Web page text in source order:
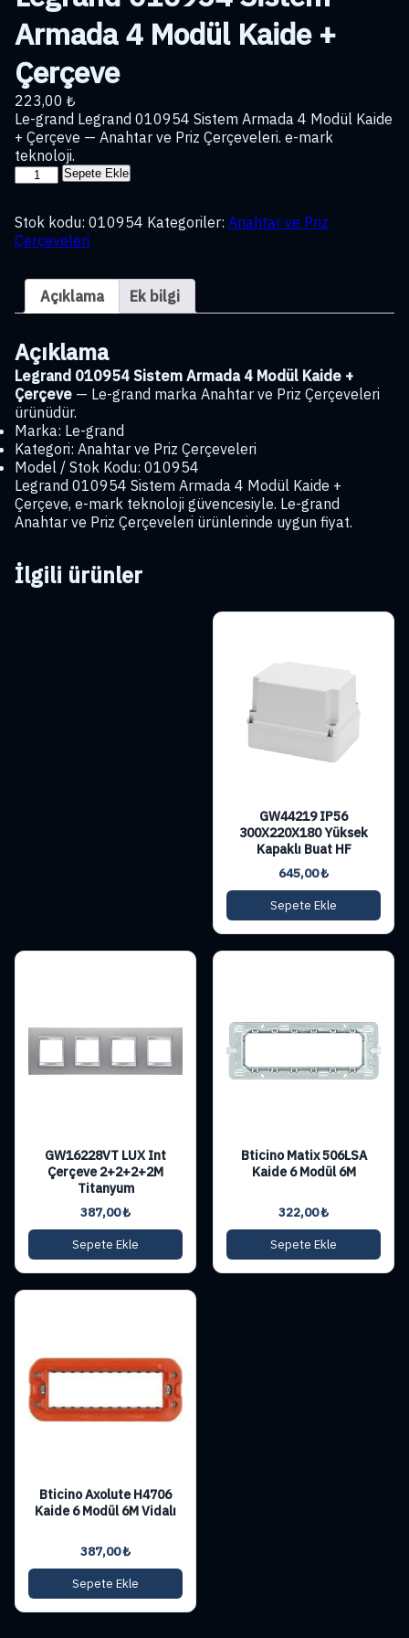
Armada 4 Modül Kaide +
Çerçeve
223,00 ₺
Le-grand Legrand 010954 Sistem Armada 4 Modül Kaide
+ Çerçeve — Anahtar ve Priz Çerçeveleri. e-mark
teknoloji.
Legrand
Armada
4
Kaide
Çerçeve
Sepete Ekle
Stok kodu: 010954 Kategoriler: Anahtar ve Priz
Çerçeveleri
Açıklama Ek bilgi
Açıklama
Legrand 010954 Sistem Armada 4 Modül Kaide +
Çerçeve — Le-grand marka Anahtar ve Priz Çerçeveleri
ürünüdür.
Marka: Le-grand
Kategori: Anahtar ve Priz Çerçeveleri
Model / Stok Kodu: 010954
Legrand 010954 Sistem Armada 4 Modül Kaide +
Çerçeve, e-mark teknoloji güvencesiyle. Le-grand
Anahtar ve Priz Çerçeveleri ürünlerinde uygun fiyat.
İlgili ürünler
GW44219 IP56
300X220X180 Yüksek
Kapaklı Buat HF
645,00₺
Sepete Ekle
GW16228VT LUX Int
Çerçeve 2+2+2+2M
Titanyum
387,00₺
Sepete Ekle
Bticino Matix 506LSA
Kaide 6 Modül 6M
322,00₺
Sepete Ekle
Bticino Axolute H4706
Kaide 6 Modül 6M Vidalı
387,00₺
Sepete Ekle